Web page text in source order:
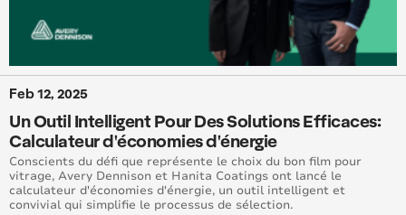
Feb 12, 2025
Un Outil Intelligent Pour Des Solutions Efficaces:
Calculateur d'économies d'énergie
Conscients du défi que représente le choix du bon film pour
vitrage, Avery Dennison et Hanita Coatings ont lancé le
calculateur d'économies d'énergie, un outil intelligent et
convivial qui simplifie le processus de sélection.